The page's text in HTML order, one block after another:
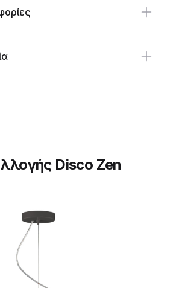
Disco Zen